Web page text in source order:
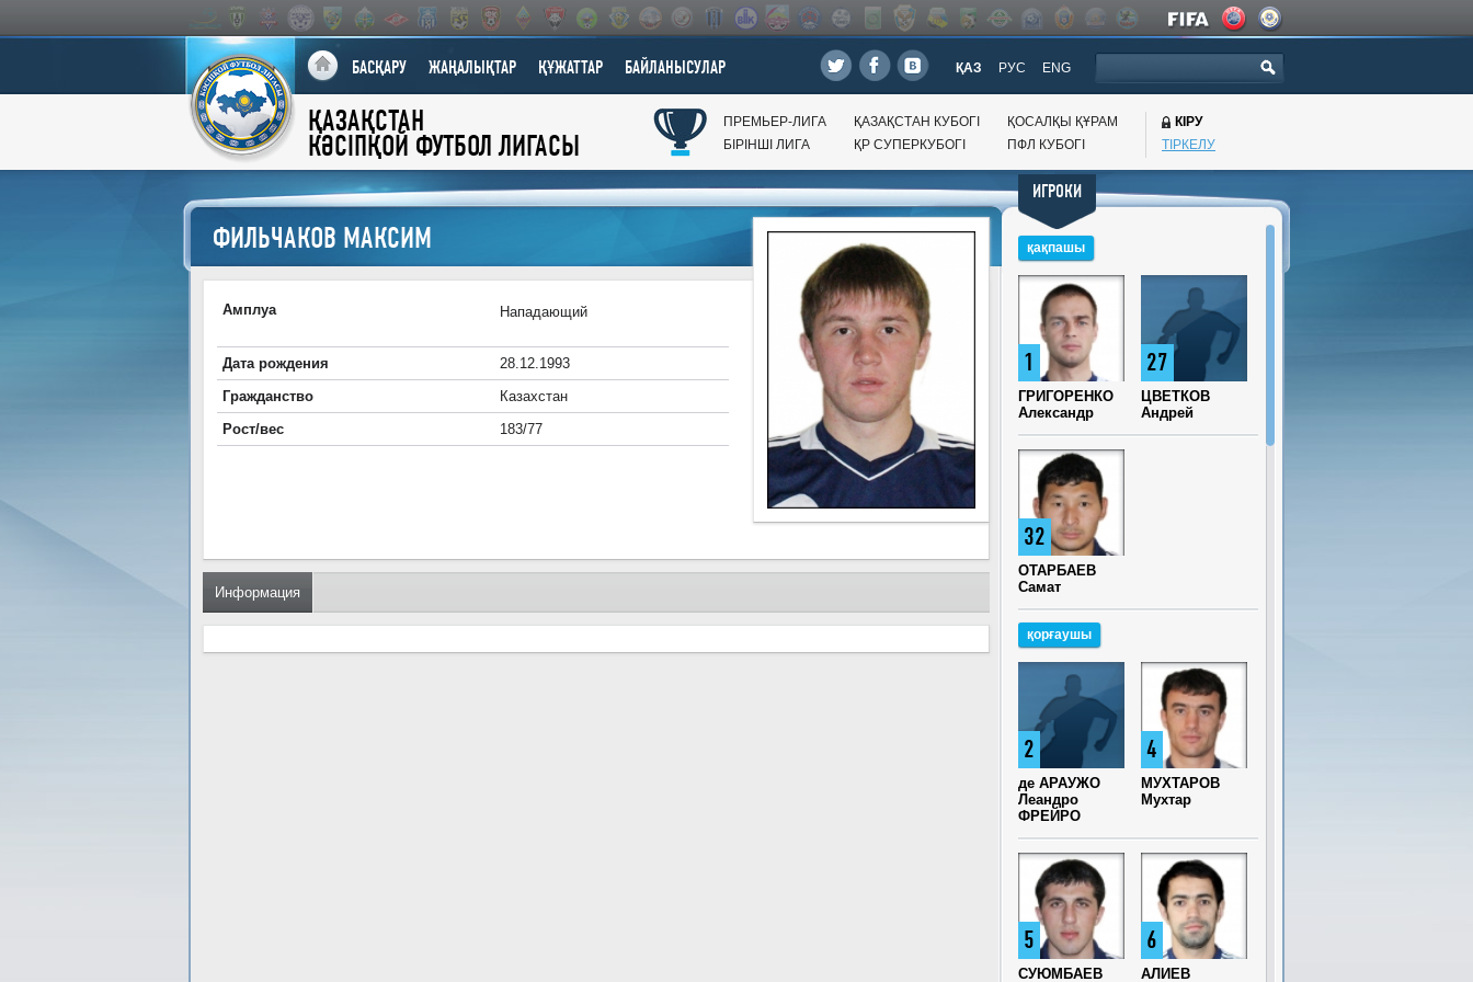
БАСҚАРУ ЖАҢАЛЫҚТАР ҚҰЖАТТАР БАЙЛАНЫСУЛАР ҚАЗ РУС ENG
ҚАЗАҚСТАН
КӘСІПҚОЙ ФУТБОЛ ЛИГАСЫ
ПРЕМЬЕР-ЛИГА
БIРIНШI ЛИГА
ҚАЗАҚСТАН КУБОГI
ҚР CУПЕРКУБОГI
ҚОСАЛҚЫ ҚҰРАМ
ПФЛ КУБОГI
КІРУ
ТІРКЕЛУ
ФИЛЬЧАКОВ МАКСИМ
Амплуа Нападающий
Дата рождения
28.12.1993
Гражданство
Казахстан
Рост/вес
183/77
Информация
ИГРОКИ
қақпашы
1
ГРИГОРЕНКО
Александр
27
ЦВЕТКОВ
Андрей
32
ОТАРБАЕВ
Самат
қорғаушы
2
де АРАУЖО
Леандро
ФРЕЙРО
4
МУХТАРОВ
Мухтар
5
СУЮМБАЕВ
6
АЛИЕВ